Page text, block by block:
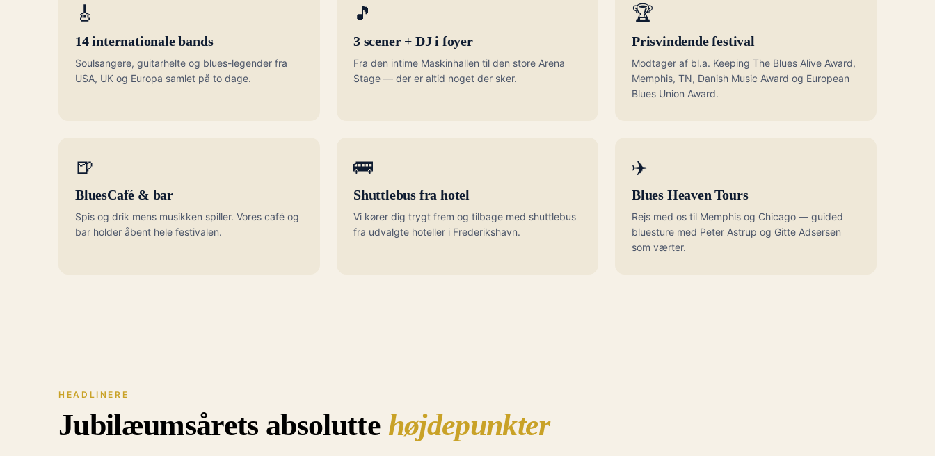
🎸
14 internationale bands
Soulsangere, guitarhelte og blues-legender fra
USA, UK og Europa samlet på to dage.
🎵
3 scener + DJ i foyer
Fra den intime Maskinhallen til den store Arena
Stage — der er altid noget der sker.
🏆
Prisvindende festival
Modtager af bl.a. Keeping The Blues Alive Award,
Memphis, TN, Danish Music Award og European
Blues Union Award.
🍺
BluesCafé & bar
Spis og drik mens musikken spiller. Vores café og
bar holder åbent hele festivalen.
🚌
Shuttlebus fra hotel
Vi kører dig trygt frem og tilbage med shuttlebus
fra udvalgte hoteller i Frederikshavn.
✈️
Blues Heaven Tours
Rejs med os til Memphis og Chicago — guided
bluesture med Peter Astrup og Gitte Adsersen
som værter.
HEADLINERE
Jubilæumsårets absolutte højdepunkter